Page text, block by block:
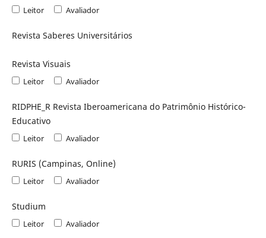
Leitor Avaliador
Revista Saberes Universitários
Revista Visuais
Leitor Avaliador
RIDPHE_R Revista Iberoamericana do Patrimônio Histórico-
Educativo
Leitor Avaliador
RURIS (Campinas, Online)
Leitor Avaliador
Studium
Leitor Avaliador